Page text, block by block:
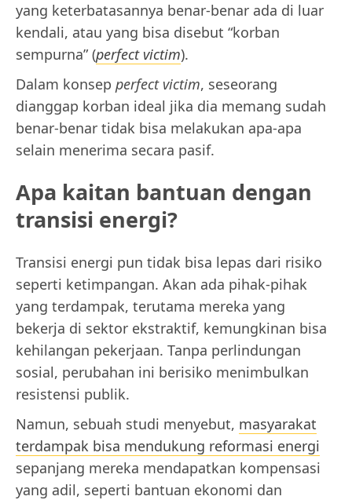
yang keterbatasannya benar-benar ada di luar
kendali, atau yang bisa disebut “korban
sempurna” (perfect victim).
Dalam konsep perfect victim, seseorang
dianggap korban ideal jika dia memang sudah
benar-benar tidak bisa melakukan apa-apa
selain menerima secara pasif.
Apa kaitan bantuan dengan
transisi energi?
Transisi energi pun tidak bisa lepas dari risiko
seperti ketimpangan. Akan ada pihak-pihak
yang terdampak, terutama mereka yang
bekerja di sektor ekstraktif, kemungkinan bisa
kehilangan pekerjaan. Tanpa perlindungan
sosial, perubahan ini berisiko menimbulkan
resistensi publik.
Namun, sebuah studi menyebut, masyarakat
terdampak bisa mendukung reformasi energi
sepanjang mereka mendapatkan kompensasi
yang adil, seperti bantuan ekonomi dan